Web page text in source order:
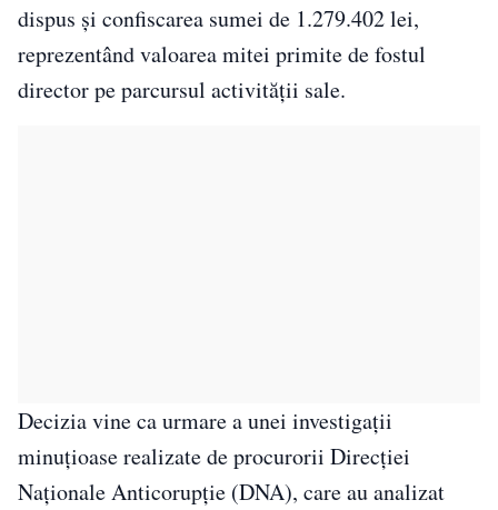
dispus și confiscarea sumei de 1.279.402 lei,
reprezentând valoarea mitei primite de fostul
director pe parcursul activității sale.
Decizia vine ca urmare a unei investigații
minuțioase realizate de procurorii Direcției
Naționale Anticorupție (DNA), care au analizat